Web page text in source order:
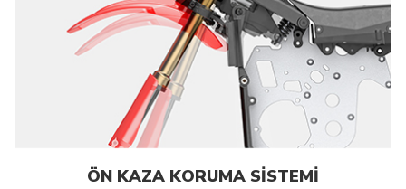
ÖN KAZA KORUMA SİSTEMİ